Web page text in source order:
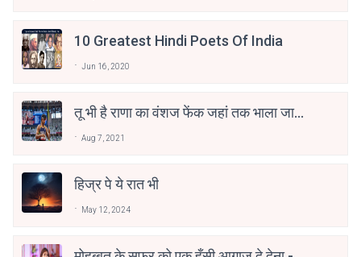
10 Greatest Hindi Poets Of India
Jun 16, 2020
तू भी है राणा का वंशज फेंक जहां तक भाला जाए:
Aug 7, 2021
हिज्र पे ये रात भी
May 12, 2024